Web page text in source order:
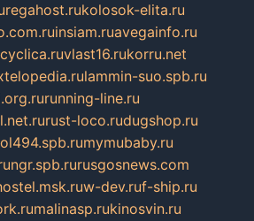
regahost.rukolosok-elita.ru
insiam.ruavegainfo.ru
vlast16.rukorru.net
lammin-suo.spb.ru
running-line.ru
rust-loco.rudugshop.ru
mymubaby.ru
ngr.spb.rurusgosnews.com
w-dev.ruf-ship.ru
malinasp.rukinosvin.ru